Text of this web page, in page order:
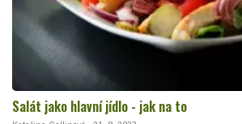
Salát jako hlavní jídlo - jak na to